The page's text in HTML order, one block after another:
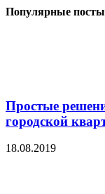
Популярные посты
Простые
городской
18.08.2019